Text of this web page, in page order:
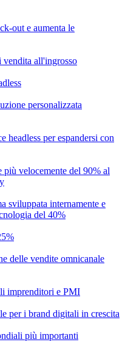
out e aumenta le
vendita all'ingrosso
personalizzata
headless per espandersi con
più velocemente del 90% al
sviluppata internamente e
del 40%
delle vendite omnicanale
imprenditori e PMI
per i brand digitali in crescita
più importanti